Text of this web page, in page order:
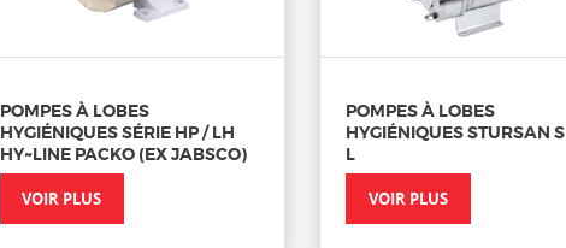
POMPES À LOBES
HYGIÉNIQUES SÉRIE HP / LH
HY~LINE PACKO (EX JABSCO)
VOIR PLUS
POMPES À LOBES
HYGIÉNIQUES STURSAN
L
VOIR PLUS